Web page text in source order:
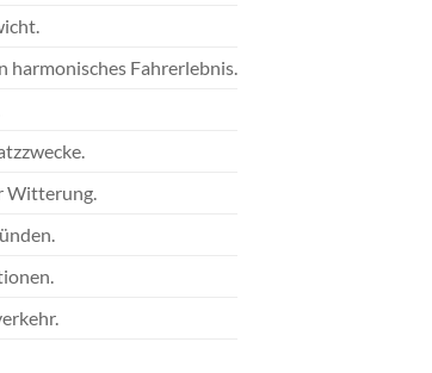
harmonisches Fahrerlebnis.
Witterung.